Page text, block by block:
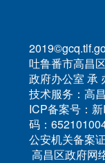
吐鲁番市高昌
政府办公室 承
技术服务：高
ICP备案号：
码：
公安机关备案
高昌区政府网